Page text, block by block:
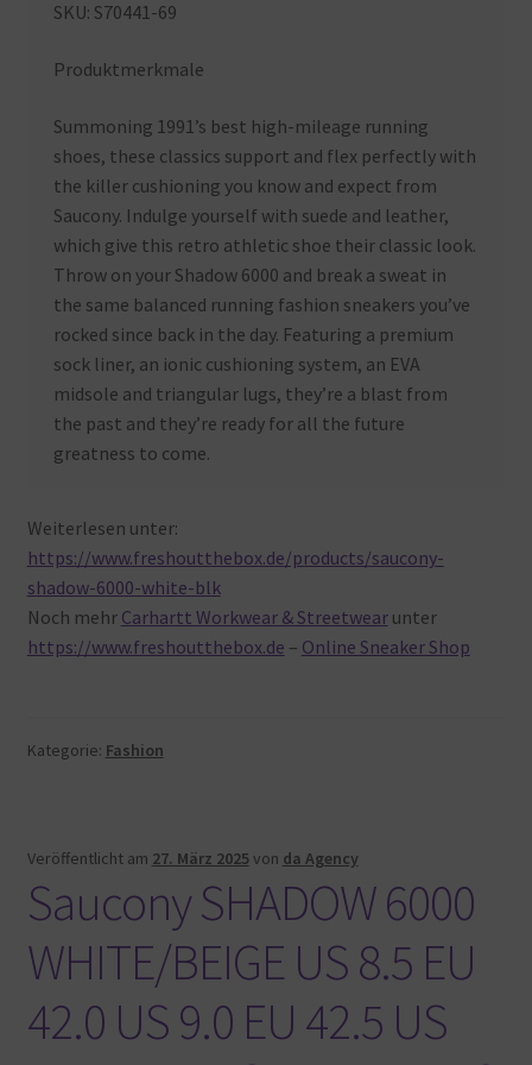
SKU: S70441-69
Produktmerkmale
Summoning 1991’s best high-mileage running
shoes, these classics support and flex perfectly with
the killer cushioning you know and expect from
Saucony. Indulge yourself with suede and leather,
which give this retro athletic shoe their classic look.
Throw on your Shadow 6000 and break a sweat in
the same balanced running fashion sneakers you’ve
rocked since back in the day. Featuring a premium
sock liner, an ionic cushioning system, an EVA
midsole and triangular lugs, they’re a blast from
the past and they’re ready for all the future
greatness to come.
Weiterlesen unter:
https://www.freshoutthebox.de/products/saucony-
shadow-6000-white-blk
Noch mehr Carhartt Workwear & Streetwearunter
https://www.freshoutthebox.de – Online Sneaker Shop
Kategorie: Fashion
Veröffentlicht am 27. März 2025von da Agency
Saucony SHADOW 6000
WHITE/BEIGE US 8.5 EU
42.0 US 9.0 EU 42.5 US